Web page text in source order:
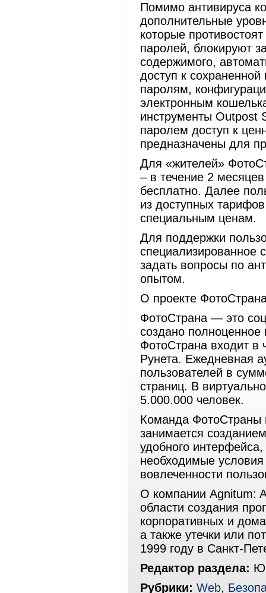
Помимо антивируса
дополнительные
которые
паролей, блокируют
содержимого,
доступ к
паролям,
электронным
инструменты Outpost
паролем доступ к
предназначены для
Для «жителей»
– в течение 2
бесплатно. Далее
из доступных
специальным ценам.
Для поддержки
специализированное
задать вопросы по
опытом.
О проекте
ФотоСтрана — это
создано полноценное
ФотоСтрана входит в
Рунета. Ежедневная
пользователей в
страниц. В
5.000.000 человек.
Команда ФотоСтраны
занимается
удобного
необходимые
вовлеченности
О компании Agnitum:
области создания
корпоративных и
а также утечки или
1999 году в Санкт-
Редактор раздела:
Рубрики: Web,